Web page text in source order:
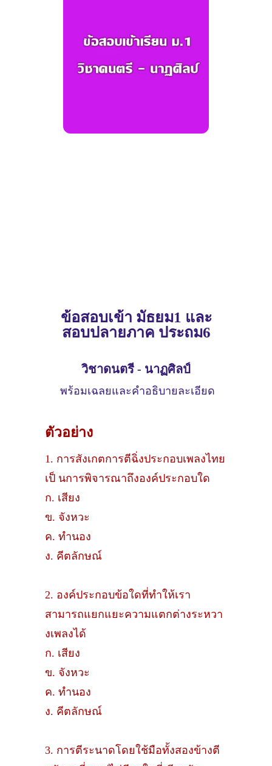
ข้อสอบเข้า มัธยม1 และ
สอบปลายภาค ประถม6
วิชาดนตรี - นาฏศิลป์
พร้อมเฉลยและคำอธิบายละเอียด
ตัวอย่าง
1. การสังเกตการตีฉิ่งประกอบเพลงไทย
เป็ นการพิจารณาถึงองค์ประกอบใด
ก. เสียง
ข. จังหวะ
ค. ทํานอง
ง. คีตลักษณ์
2. องค์ประกอบข้อใดที่ทําให้เรา
สามารถแยกแยะความแตกต่างระหวา
งเพลงได้
ก. เสียง
ข. จังหวะ
ค. ทํานอง
ง. คีตลักษณ์
3. การตีระนาดโดยใช้มือทั้งสองข้างตี